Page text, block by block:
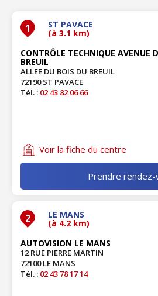
1 ST PAVACE
(à 3.1 km)
CONTRÔLE TECHNIQUE AVENUE
BREUIL
ALLEE DU BOIS DU BREUIL
72190 ST PAVACE
Tél. : 02 43 82 06 66
Voir la fiche du centre
Prendre rendez-
2 LE MANS
(à 4.2 km)
AUTOVISION LE MANS
12 RUE PIERRE MARTIN
72100 LE MANS
Tél. : 02 43 78 17 14